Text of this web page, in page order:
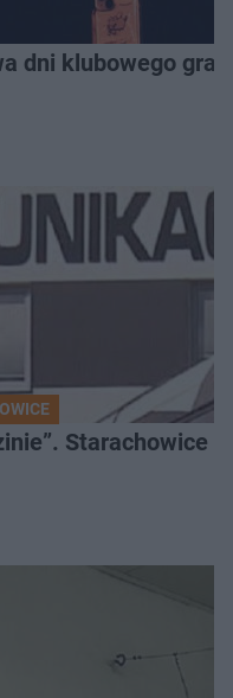
dni klubowego
Starachowice